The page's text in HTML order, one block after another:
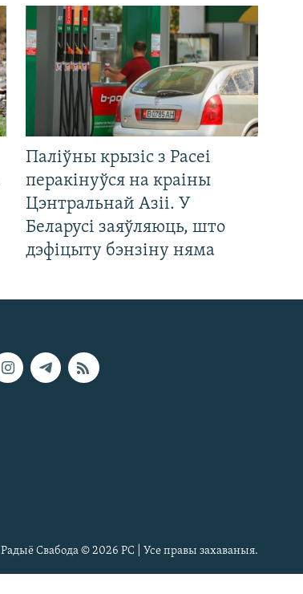
Паліўны крызіс з Расеі
перакінуўся на краіны
Цэнтральнай Азіі. У
Беларусі заяўляюць, што
дэфіцыту бэнзіну няма
Радыё Свабода © 2026 РС | Усе правы захаваныя.